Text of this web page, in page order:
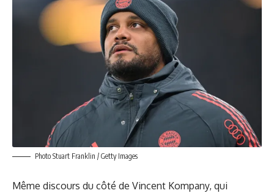
Photo Stuart Franklin / Getty Images
Même discours du côté de Vincent Kompany, qui